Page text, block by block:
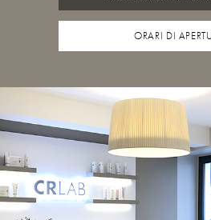
ORARI DI